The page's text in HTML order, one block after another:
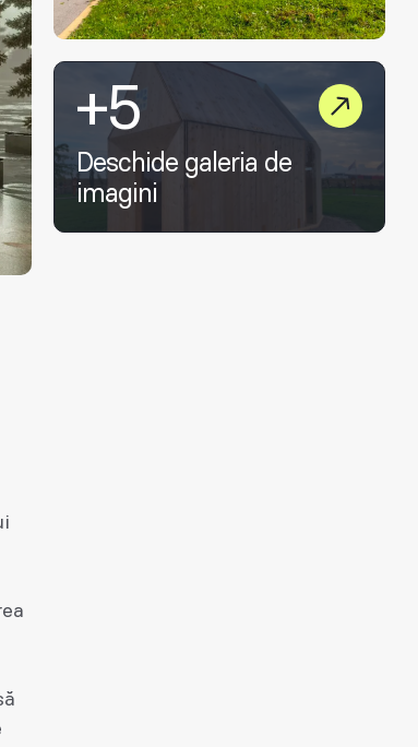
+5
Deschide galeria de
imagini